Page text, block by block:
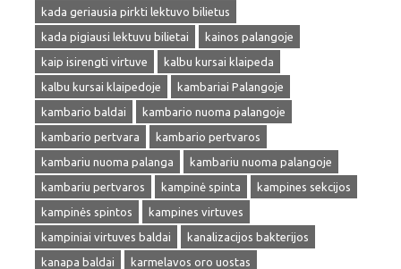
kada geriausia pirkti lektuvo bilietus
kada pigiausi lektuvu bilietai
kainos palangoje
kaip isirengti virtuve
kalbu kursai klaipeda
kalbu kursai klaipedoje
kambariai Palangoje
kambario baldai
kambario nuoma palangoje
kambario pertvara
kambario pertvaros
kambariu nuoma palanga
kambariu nuoma palangoje
kambariu pertvaros
kampinė spinta
kampines sekcijos
kampinės spintos
kampines virtuves
kampiniai virtuves baldai
kanalizacijos bakterijos
kanapa baldai
karmelavos oro uostas